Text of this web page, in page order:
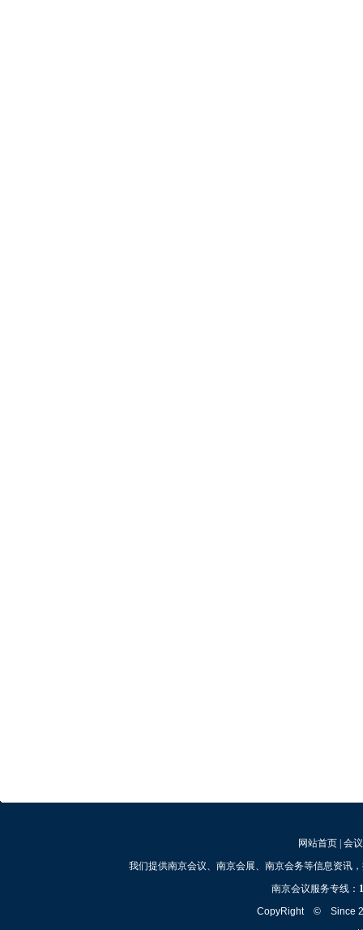
网站首页| 会
我们提供南京会议、南京会展、南京会务等信息资讯
南京会议服务专线：
CopyRight © Since